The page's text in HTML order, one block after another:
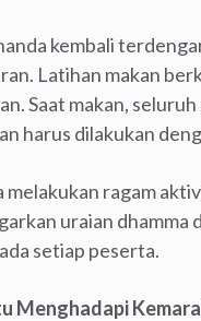
kembali
Latihan makan
Saat makan,
harus dilakukan
melakukan ragam
uraian dhamma
setiap peserta.
Menghadapi